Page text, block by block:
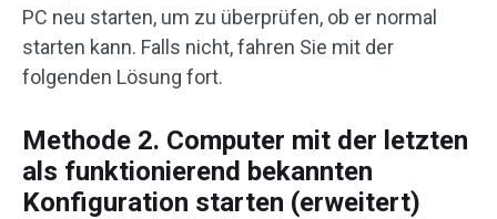
PC neu starten, um zu überprüfen, ob er normal
starten kann. Falls nicht, fahren Sie mit der
folgenden Lösung fort.
Methode 2. Computer mit der letzten
als funktionierend bekannten
Konfiguration starten (erweitert)